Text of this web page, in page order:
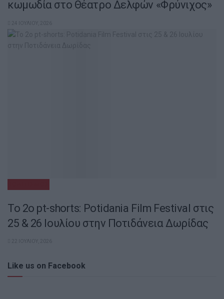
κωμωδία στο Θέατρο Δελφών «Φρύνιχος»
24 ΙΟΥΛΊΟΥ, 2026
Το 2ο pt-shorts: Potidania Film Festival στις
25 & 26 Ιουλίου στην Ποτιδάνεια Δωρίδας
22 ΙΟΥΛΊΟΥ, 2026
Like us on Facebook